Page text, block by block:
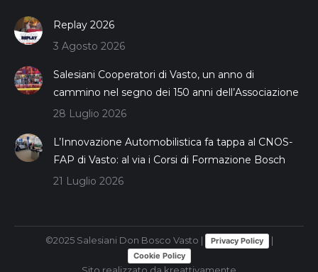
Replay 2026
3 Agosto 2026
Salesiani Cooperatori di Vasto, un anno di
cammino nel segno dei 150 anni dell’Associazione
28 Luglio 2026
L’Innovazione Automobilistica fa tappa al CNOS-
FAP di Vasto: al via i Corsi di Formazione Bosch
21 Luglio 2026
©2025 Salesiani Don Bosco Vasto | Privacy Policy |
Cookie Policy